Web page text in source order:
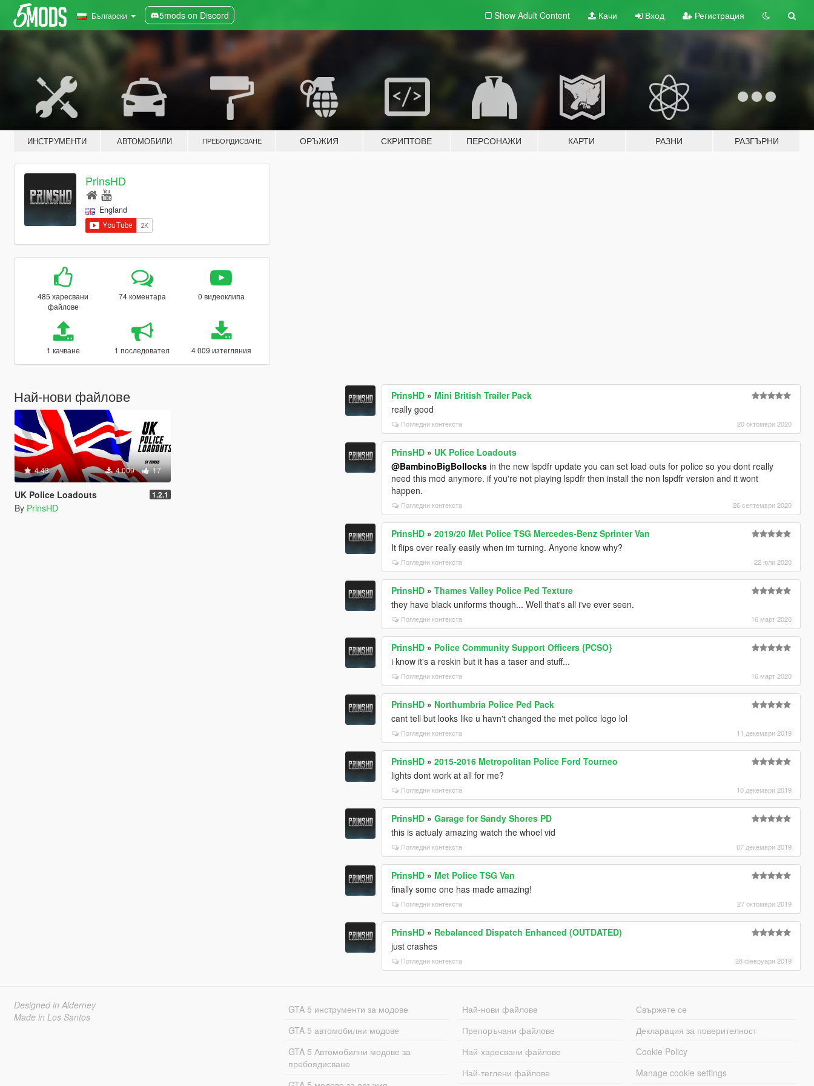
Български 5mods on Discord Show Adult Content Качи Вход Регистрация
ИНСТРУМЕНТИ АВТОМОБИЛИ ПРЕБОЯДИСВАНЕ ОРЪЖИЯ СКРИПТОВЕ ПЕРСОНАЖИ КАРТИ РАЗНИ РАЗГЪРНИ
PrinsHD
England
485 харесвани
файлове
74 коментара 0 видеоклипа
1 качване 1 последовател 4 009 изтегляния
Най-нови файлове
4.43 4 009 17
UK Police Loadouts 1.2.1
By PrinsHD
PrinsHD » Mini British Trailer Pack
really good
Погледни контекста 20 октомври 2020
PrinsHD » UK Police Loadouts
@BambinoBigBollocks in the new lspdfr update you can set load outs for police so you dont really
need this mod anymore. if you're not playing lspdfr then install the non lspdfr version and it wont
happen.
Погледни контекста 26 септември 2020
PrinsHD »2019/20 Met Police TSG Mercedes-Benz Sprinter Van
It flips over really easily when im turning. Anyone know why?
Погледни контекста 22 юли 2020
PrinsHD »Thames Valley Police Ped Texture
they have black uniforms though... Well that's all i've ever seen.
Погледни контекста 16 март 2020
PrinsHD » Police Community Support Officers {PCSO}
i know it's a reskin but it has a taser and stuff...
Погледни контекста 16 март 2020
PrinsHD » Northumbria Police Ped Pack
cant tell but looks like u havn't changed the met police logo lol
Погледни контекста 11 декември 2019
PrinsHD »2015-2016 Metropolitan Police Ford Tourneo
lights dont work at all for me?
Погледни контекста 10 декември 2019
PrinsHD »Garage for Sandy Shores PD
this is actualy amazing watch the whoel vid
Погледни контекста 07 декември 2019
PrinsHD » Met Police TSG Van
finally some one has made amazing!
Погледни контекста 27 октомври 2019
PrinsHD » Rebalanced Dispatch Enhanced (OUTDATED)
just crashes
Погледни контекста 28 февруари 2019
Designed in Alderney
Made in Los Santos
GTA 5 инструменти за модове
GTA 5 автомобилни модове
GTA 5 Автомобилни модове за
пребоядисване
Най-нови файлове
Препоръчани файлове
Най-харесвани файлове
Най-теглени файлове
Свържете се
Декларация за поверителност
Cookie Policy
Manage cookie settings